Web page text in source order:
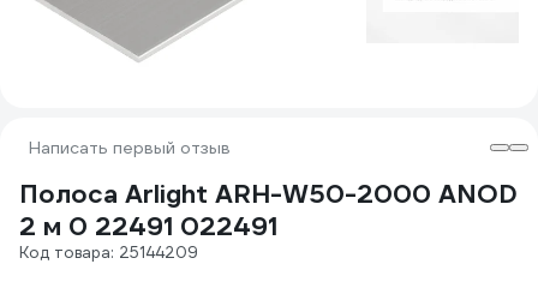
Написать первый отзыв
Полоса Arlight ARH-W50-2000 ANOD
2 м 0 22491 022491
Код товара: 25144209